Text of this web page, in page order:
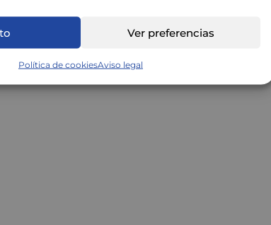
Ver preferencias
Política de cookiesAviso legal